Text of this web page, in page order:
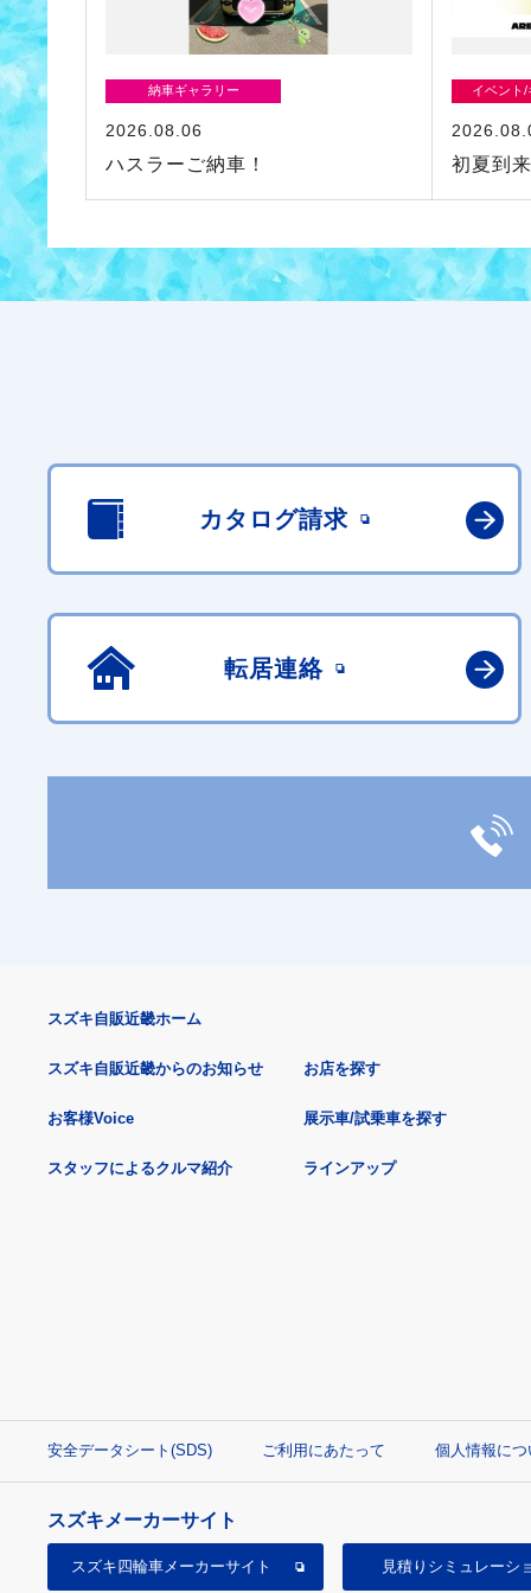
納車ギャラリー
2026.08.06
ハスラーご納車！
イベント
初夏到
カタログ請求
転居連絡
スズキ自販近畿ホーム
スズキ自販近畿からのお知らせ
お客様Voice
スタッフによるクルマ紹介
お店を探す
展示車/試乗車を探す
ラインアップ
安全データシート(SDS) ご利用にあたって 個人情報につ
スズキメーカーサイト
スズキ四輪車メーカーサイト 見積り シミュレーシ